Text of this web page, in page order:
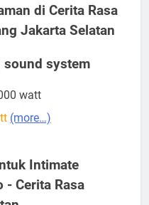
di Cerita Rasa
Jakarta Selatan
sound system
watt
(more…)
Intimate
- Cerita Rasa